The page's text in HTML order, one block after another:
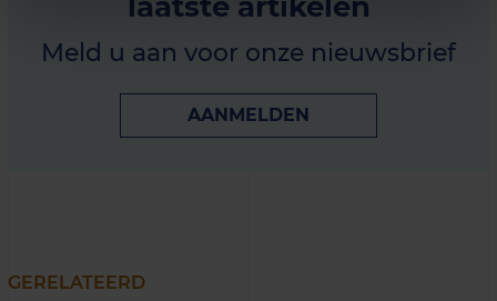
Meld u aan voor onze nieuwsbrief
AANMELDEN
GERELATEERD